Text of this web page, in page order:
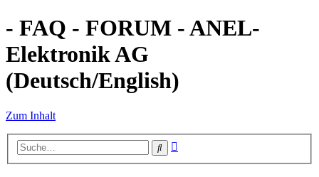
- FAQ - FORUM - ANEL-
Elektronik AG
(Deutsch/English)
Zum Inhalt
Suche